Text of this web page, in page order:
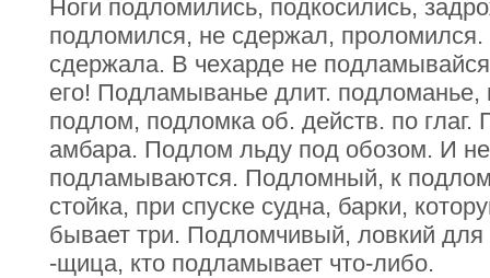
Ноги подломились, подкосились,
подломился, не сдержал,
сдержала. В чехарде не
его! Подламыванье длит. подломанье,
подлом, подломка об. действ. по
амбара. Подлом льду под обозом. И
подламываются. Подломный, к
стойка, при спуске судна, барки,
бывает три. Подломчивый, ловкий
-щица, кто подламывает что-либо.